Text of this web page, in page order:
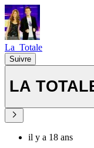
La_Totale
Suivre
LA
il y a 18 ans